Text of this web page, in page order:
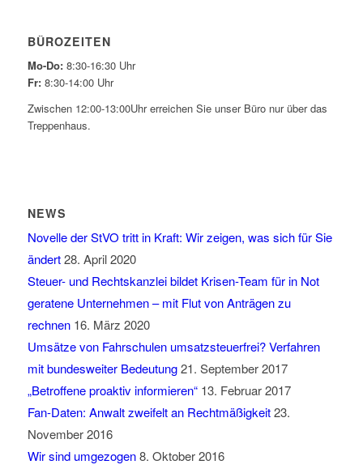
BÜROZEITEN
Mo-Do:8:30-16:30 Uhr
Fr:8:30-14:00 Uhr
Zwischen 12:00-13:00Uhr erreichen Sie unser Büro nur über das
Treppenhaus.
NEWS
Novelle der StVO tritt in Kraft: Wir zeigen, was sich für Sie
ändert 28. April 2020
Steuer- und Rechtskanzlei bildet Krisen-Team für in Not
geratene Unternehmen – mit Flut von Anträgen zu
rechnen 16. März 2020
Umsätze von Fahrschulen umsatzsteuerfrei? Verfahren
mit bundesweiter Bedeutung 21. September 2017
„Betroffene proaktiv informieren“ 13. Februar 2017
Fan-Daten: Anwalt zweifelt an Rechtmäßigkeit 23.
November 2016
Wir sind umgezogen 8. Oktober 2016